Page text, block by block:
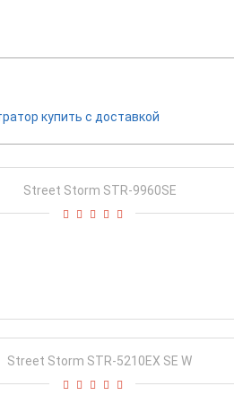
купить с доставкой